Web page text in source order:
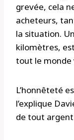
grevée, cela
acheteurs,
la situation.
kilomètres,
tout le monde
L’honnêteté
l’explique
de tout